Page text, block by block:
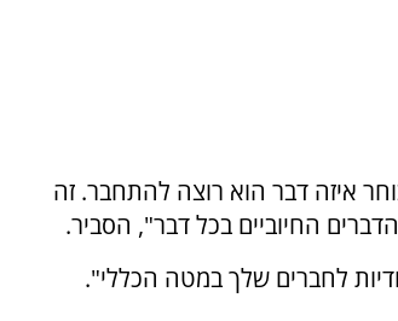
איזה דבר הוא רוצה להתחבר. זה
החיוביים בכל דבר", הסביר.
לחברים שלך במטה הכללי".